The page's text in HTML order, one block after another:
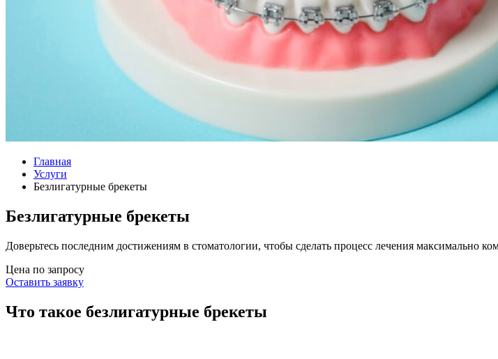
Главная
Услуги
Безлигатурные брекеты
Безлигатурные брекеты
Доверьтесь последним достижениям в стоматологии, чтобы сделать процесс лечения максимально
Цена по запросу
Оставить заявку
Что такое безлигатурные брекеты